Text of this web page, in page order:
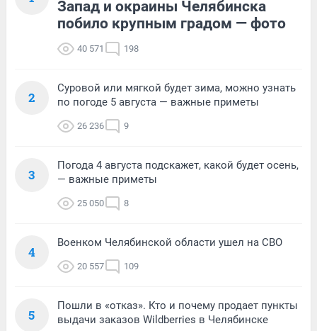
Запад и окраины Челябинска
побило крупным градом — фото
40 571 198
2
Суровой или мягкой будет зима, можно узнать
по погоде 5 августа — важные приметы
26 236 9
3
Погода 4 августа подскажет, какой будет осень,
— важные приметы
25 050 8
4
Военком Челябинской области ушел на СВО
20 557 109
5
Пошли в «отказ». Кто и почему продает пункты
выдачи заказов Wildberries в Челябинске